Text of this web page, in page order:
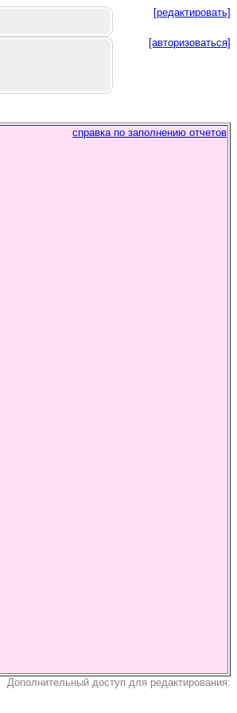
[редактировать]
[авторизоваться]
справка по заполнению отчетов
Дополнительный доступ для редактирования: